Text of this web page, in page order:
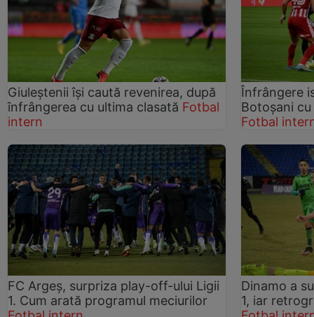
Giuleștenii își caută revenirea, după
înfrângerea cu ultima clasată Fotbal
intern
Înfrângere
Botoșani
Fotbal
FC Argeș, surpriza play-off-ului Ligii
1. Cum arată programul meciurilor
Dinamo a
1, iar